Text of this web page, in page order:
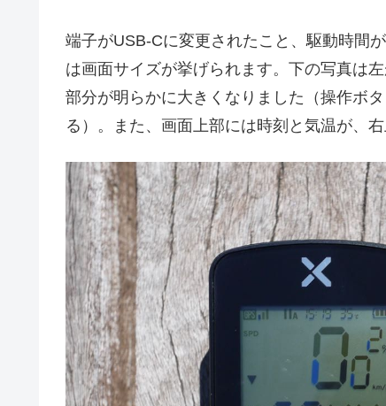
端子がUSB-Cに変更されたこと、駆動時間
は画面サイズが挙げられます。下の写真は
部分が明らかに大きくなりました（操作ボ
る）。また、画面上部には時刻と気温が、